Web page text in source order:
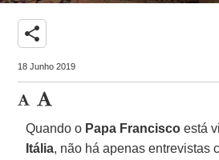
share
18 Junho 2019
Quando o Papa Francisco está
Itália, não há apenas entrevistas